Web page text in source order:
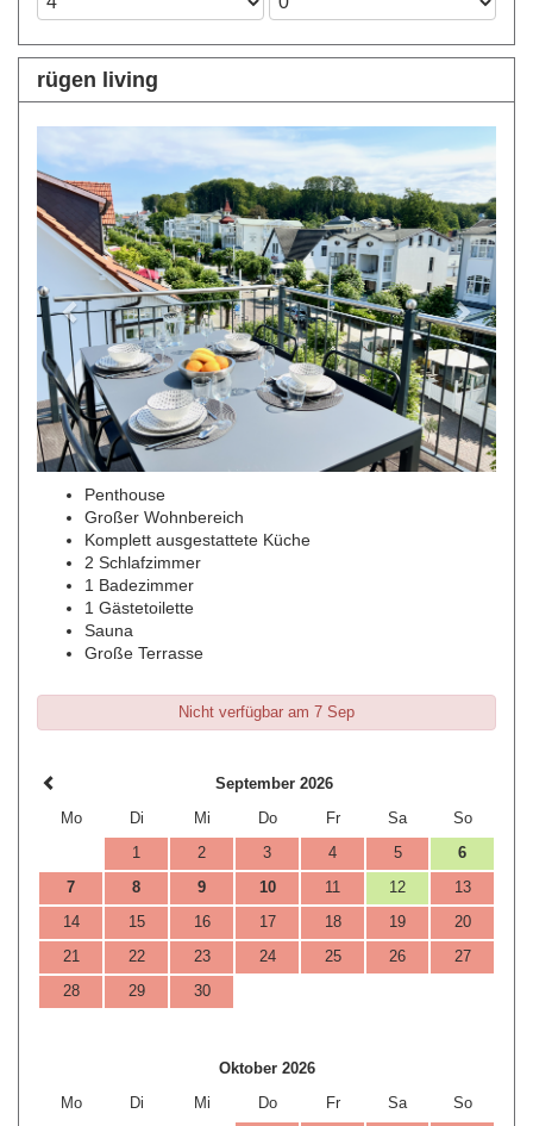
rügen living
Next
Penthouse
Großer Wohnbereich
Komplett ausgestattete Küche
2 Schlafzimmer
1 Badezimmer
1 Gästetoilette
Sauna
Große Terrasse
Nicht verfügbar am 7 Sep
September 2026
Mo
Di Mi Do Fr Sa
So
1
2 3 4 5
6
7
8 9 10 11 12
13
14
15 16 17 18 19
20
21
22 23 24 25 26
27
28
29 30
Oktober 2026
Mo
Di Mi Do Fr Sa
So